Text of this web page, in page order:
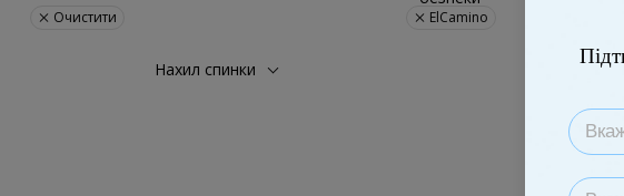
Очистити ElCamino
Нахил спинки